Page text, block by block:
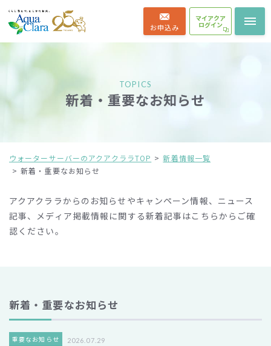
お申込み
マイアクア
ログイン
TOPICS
新着・重要なお知らせ
ウォーターサーバーのアクアクララTOP
新着情報一覧
新着・重要なお知らせ
アクアクララからのお知らせやキャンペーン情報、ニュース
記事、メディア掲載情報に関する新着記事はこちらからご確
認ください。
新着・重要なお知らせ
重要なお知らせ 2026.07.29